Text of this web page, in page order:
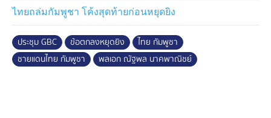
3. การปราบปรามอาชญกรรมออนไลน์ (สแกมเมอร์) โดย
ได้มอบหมายให้กระทรวงมหาดไทย และสำนักงานตำรวจ
แห่งชาติ ตั้งคณะทำงานร่วมกันภายใน 1 สัปดาห์ โดยฝ่าย
ไทยได้ส่งข้อมูลพิกัดสแกมเมอร์ กว่า 60 แห่ง ให้กัมพูชา
ไทยถล่มกัมพูชา โค้งสุดท้ายก่อนหยุดยิง
ประชุม GBC ข้อตกลงหยุดยิง
ไทย กัมพูชา
ชายแดนไทย กัมพูชา
พลเอก ณัฐพล นาคพาณิชย์